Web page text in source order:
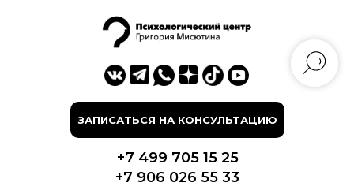
+7 906 026 55 33
+7 499 705 15 25
ЗАПИСАТЬСЯ НА КОНСУЛЬТАЦИЮ